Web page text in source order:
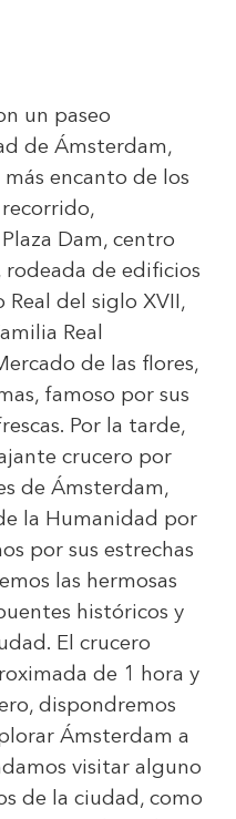
un paseo
de Ámsterdam,
encanto de los
recorrido,
Dam, centro
de edificios
Real del siglo XVII,
Real
de las flores,
famoso por sus
Por la tarde,
crucero por
de Ámsterdam,
la Humanidad por
por sus estrechas
las hermosas
históricos y
El crucero
de 1 hora y
dispondremos
Ámsterdam a
visitar alguno
de la ciudad, como